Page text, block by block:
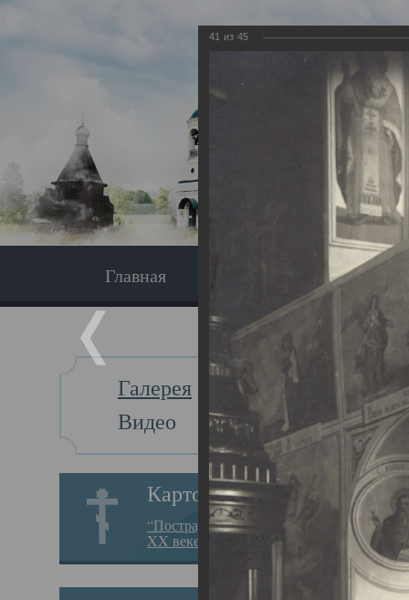
Главная Экскурсия
Галерея
Видео
Картотека
“Пострадавшие за веру в
XX веке на Севере”
Главная
41 из 45